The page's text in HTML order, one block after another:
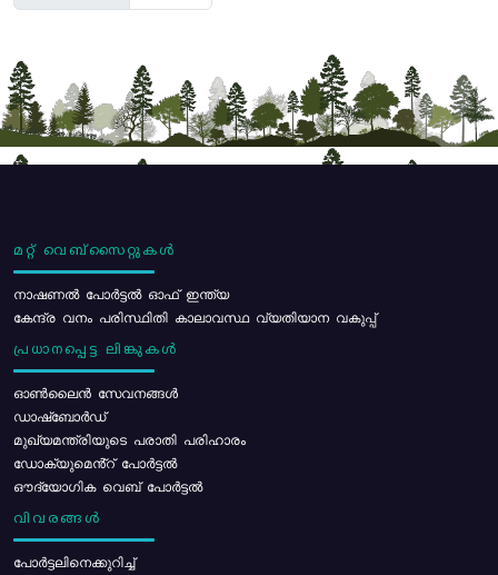
മറ്റ് വെബ്സൈറ്റുകൾ
നാഷണൽ പോർട്ടൽ ഓഫ് ഇന്ത്യ
കേന്ദ്ര വനം പരിസ്ഥിതി കാലാവസ്ഥ വ്യതിയാന വകുപ്പ്
പ്രധാനപ്പെട്ട ലിങ്കുകൾ
ഓൺലൈൻ സേവനങ്ങൾ
ഡാഷ്ബോർഡ്
മുഖ്യമന്ത്രിയുടെ പരാതി പരിഹാരം
ഡോക്യുമെൻ്റ് പോർട്ടൽ
ഔദ്യോഗിക വെബ് പോർട്ടൽ
വിവരങ്ങൾ
പോര്‍ട്ടലിനെക്കുറിച്ച്